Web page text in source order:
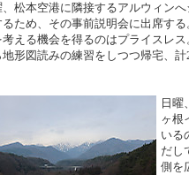
、松本空港に隣接するアルウィン
るため、その事前説明会に出席す
考える機会を得るのはプライスレ
形図読みの練習をしつつ帰宅、計
日曜
ヶ根
いる
だし
側を